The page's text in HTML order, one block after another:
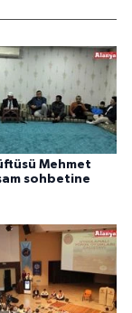
Mehmet
sohbetine